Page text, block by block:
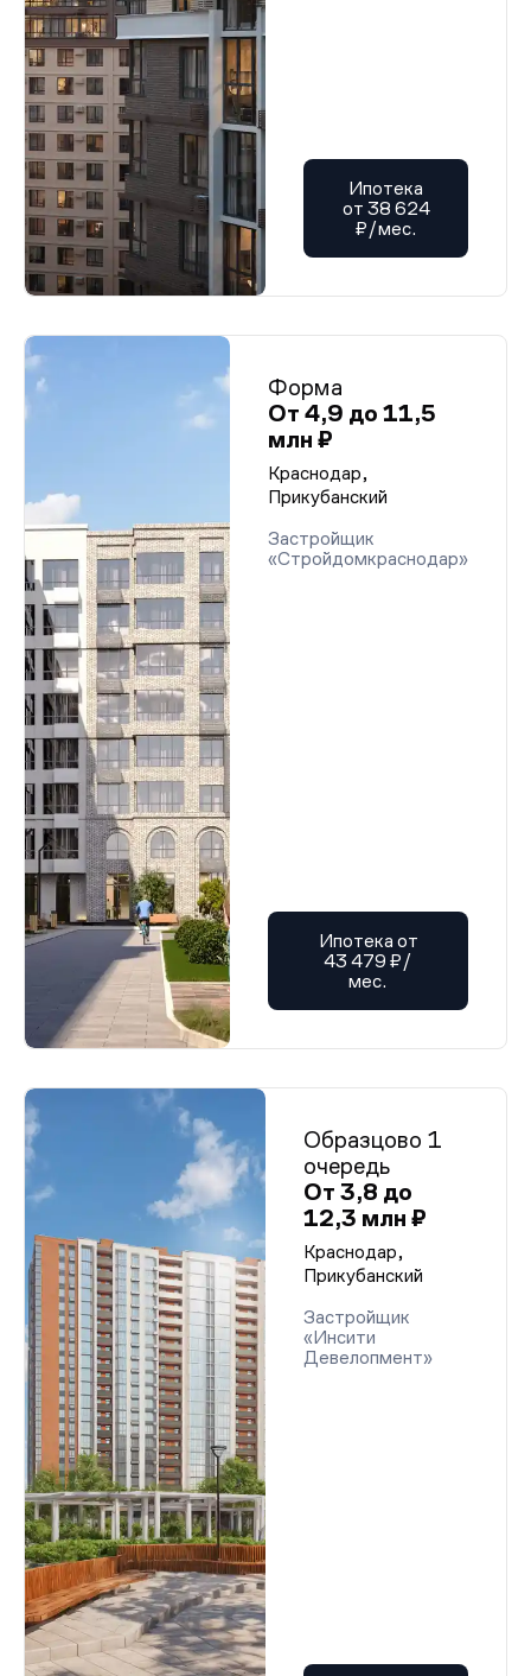
Ипотека
от 38 624
₽/мес.
Форма
От 4,9 до 11,5
млн ₽
Краснодар,
Прикубанский
Застройщик
«Стройдомкраснодар»
Ипотека от
43 479 ₽/
мес.
Образцово 1
очередь
От 3,8 до
12,3 млн ₽
Краснодар,
Прикубанский
Застройщик
«Инсити
Девелопмент»